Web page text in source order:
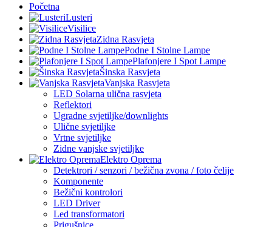
Početna
Lusteri
Visilice
Zidna Rasvjeta
Podne I Stolne Lampe
Plafonjere I Spot Lampe
Šinska Rasvjeta
Vanjska Rasvjeta
LED Solarna ulična rasvjeta
Reflektori
Ugradne svjetiljke/downlights
Ulične svjetiljke
Vrtne svjetiljke
Zidne vanjske svjetiljke
Elektro Oprema
Detektrori / senzori / bežična zvona / foto čelije
Komponente
Bežični kontrolori
LED Driver
Led transformatori
Prigušnice